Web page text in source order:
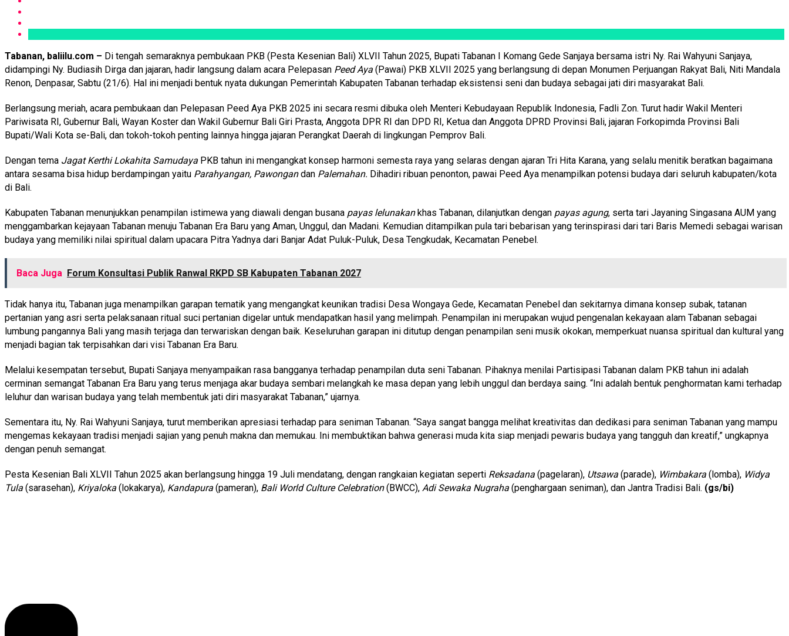
Tabanan, baliilu.com – Di tengah semaraknya pembukaan PKB (Pesta Kesenian Bali) XLVII Tahun 2025, Bupati Tabanan I Komang Gede Sanjaya bersama istri Ny. Rai Wahyuni Sanjaya,
didampingi Ny. Budiasih Dirga dan jajaran, hadir langsung dalam acara Pelepasan Peed Aya (Pawai) PKB XLVII 2025 yang berlangsung di depan Monumen Perjuangan Rakyat Bali, Niti Mandala
Renon, Denpasar, Sabtu (21/6). Hal ini menjadi bentuk nyata dukungan Pemerintah Kabupaten Tabanan terhadap eksistensi seni dan budaya sebagai jati diri masyarakat Bali.
Berlangsung meriah, acara pembukaan dan Pelepasan Peed Aya PKB 2025 ini secara resmi dibuka oleh Menteri Kebudayaan Republik Indonesia, Fadli Zon. Turut hadir Wakil Menteri
Pariwisata RI, Gubernur Bali, Wayan Koster dan Wakil Gubernur Bali Giri Prasta, Anggota DPR RI dan DPD RI, Ketua dan Anggota DPRD Provinsi Bali, jajaran Forkopimda Provinsi Bali
Bupati/Wali Kota se-Bali, dan tokoh-tokoh penting lainnya hingga jajaran Perangkat Daerah di lingkungan Pemprov Bali.
Dengan tema Jagat Kerthi Lokahita Samudaya PKB tahun ini mengangkat konsep harmoni semesta raya yang selaras dengan ajaran Tri Hita Karana, yang selalu menitik beratkan bagaimana
antara sesama bisa hidup berdampingan yaitu Parahyangan, Pawongandan Palemahan. Dihadiri ribuan penonton, pawai Peed Aya menampilkan potensi budaya dari seluruh kabupaten/kota
di Bali.
Kabupaten Tabanan menunjukkan penampilan istimewa yang diawali dengan busana payas lelunakankhas Tabanan, dilanjutkan dengan payas agung, serta tari Jayaning Singasana AUM yang
menggambarkan kejayaan Tabanan menuju Tabanan Era Baru yang Aman, Unggul, dan Madani. Kemudian ditampilkan pula tari bebarisan yang terinspirasi dari tari Baris Memedi sebagai warisan
budaya yang memiliki nilai spiritual dalam upacara Pitra Yadnya dari Banjar Adat Puluk-Puluk, Desa Tengkudak, Kecamatan Penebel.
Baca Juga Forum Konsultasi Publik Ranwal RKPD SB Kabupaten Tabanan 2027
Tidak hanya itu, Tabanan juga menampilkan garapan tematik yang mengangkat keunikan tradisi Desa Wongaya Gede, Kecamatan Penebel dan sekitarnya dimana konsep subak, tatanan
pertanian yang asri serta pelaksanaan ritual suci pertanian digelar untuk mendapatkan hasil yang melimpah. Penampilan ini merupakan wujud pengenalan kekayaan alam Tabanan sebagai
lumbung pangannya Bali yang masih terjaga dan terwariskan dengan baik. Keseluruhan garapan ini ditutup dengan penampilan seni musik okokan, memperkuat nuansa spiritual dan kultural yang
menjadi bagian tak terpisahkan dari visi Tabanan Era Baru.
Melalui kesempatan tersebut, Bupati Sanjaya menyampaikan rasa bangganya terhadap penampilan duta seni Tabanan. Pihaknya menilai Partisipasi Tabanan dalam PKB tahun ini adalah
cerminan semangat Tabanan Era Baru yang terus menjaga akar budaya sembari melangkah ke masa depan yang lebih unggul dan berdaya saing. “Ini adalah bentuk penghormatan kami terhadap
leluhur dan warisan budaya yang telah membentuk jati diri masyarakat Tabanan,” ujarnya.
Sementara itu, Ny. Rai Wahyuni Sanjaya, turut memberikan apresiasi terhadap para seniman Tabanan. “Saya sangat bangga melihat kreativitas dan dedikasi para seniman Tabanan yang mampu
mengemas kekayaan tradisi menjadi sajian yang penuh makna dan memukau. Ini membuktikan bahwa generasi muda kita siap menjadi pewaris budaya yang tangguh dan kreatif,” ungkapnya
dengan penuh semangat.
Pesta Kesenian Bali XLVII Tahun 2025 akan berlangsung hingga 19 Juli mendatang, dengan rangkaian kegiatan seperti Reksadana (pagelaran), Utsawa (parade), Wimbakara (lomba), Widya
Tula (sarasehan), Kriyaloka (lokakarya), Kandapura (pameran), Bali World Culture Celebration(BWCC), Adi Sewaka Nugraha (penghargaan seniman), dan Jantra Tradisi Bali. (gs/bi)